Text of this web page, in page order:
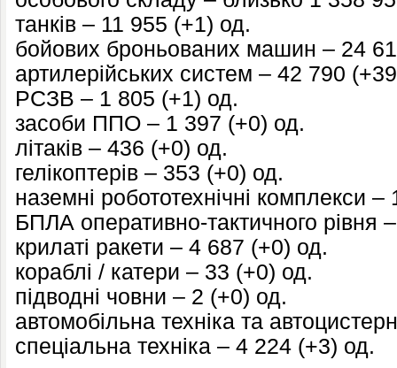
танків – 11 955 (+1) од.
бойових броньованих машин – 24
артилерійських систем – 42 790
РСЗВ – 1 805 (+1) од.
засоби ППО – 1 397 (+0) од.
літаків – 436 (+0) од.
гелікоптерів – 353 (+0) од.
наземні робототехнічні комплекси
БПЛА оперативно-тактичного рівня
крилаті ракети – 4 687 (+0) од.
кораблі / катери – 33 (+0) од.
підводні човни – 2 (+0) од.
автомобільна техніка та
спеціальна техніка – 4 224 (+3) од.